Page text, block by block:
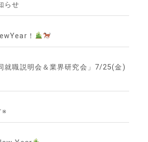
らせ
！
就職説明会＆業界研究会」7/25(金)
※